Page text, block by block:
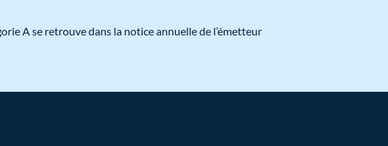
A se retrouve dans la notice annuelle de l’émetteur